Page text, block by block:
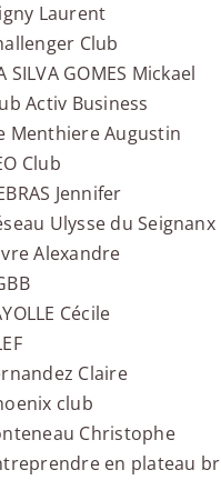
Laurent
Club
SILVA GOMES Mickael
Activ Business
Menthiere Augustin
Club
Jennifer
Ulysse du Seignanx
Alexandre
Cécile
Claire
club
Christophe
en plateau